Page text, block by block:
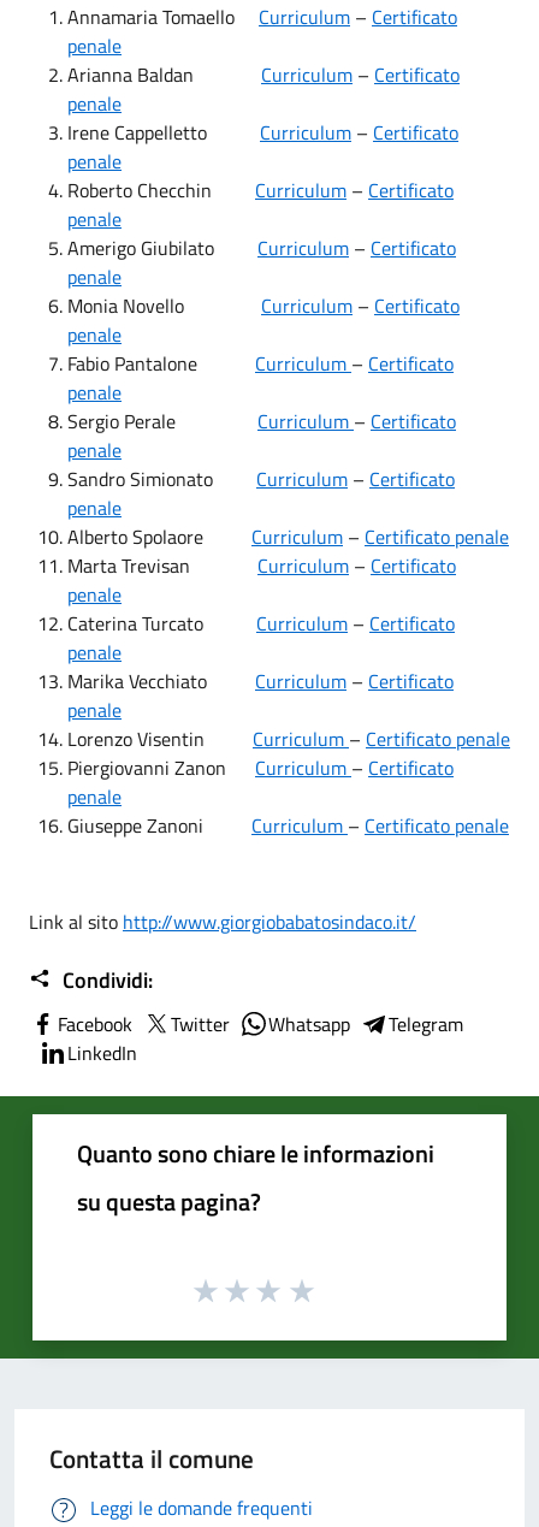
Annamaria Tomaello Curriculum – Certificato
penale
Arianna Baldan Curriculum – Certificato
penale
Irene Cappelletto Curriculum – Certificato
penale
Roberto Checchin Curriculum – Certificato
penale
Amerigo Giubilato Curriculum – Certificato
penale
Monia Novello Curriculum – Certificato
penale
Fabio Pantalone Curriculum – Certificato
penale
Sergio Perale Curriculum – Certificato
penale
Sandro Simionato Curriculum – Certificato
penale
Alberto Spolaore Curriculum – Certificato penale
Marta Trevisan Curriculum – Certificato
penale
Caterina Turcato Curriculum – Certificato
penale
Marika Vecchiato Curriculum – Certificato
penale
Lorenzo Visentin Curriculum – Certificato penale
Piergiovanni Zanon Curriculum – Certificato
penale
Giuseppe Zanoni Curriculum – Certificato penale
Link al sito http://www.giorgiobabatosindaco.it/
Condividi:
Facebook Twitter Whatsapp
Telegram
LinkedIn
Quanto sono chiare le informazioni
su questa pagina?
Contatta il comune
Leggi le domande frequenti